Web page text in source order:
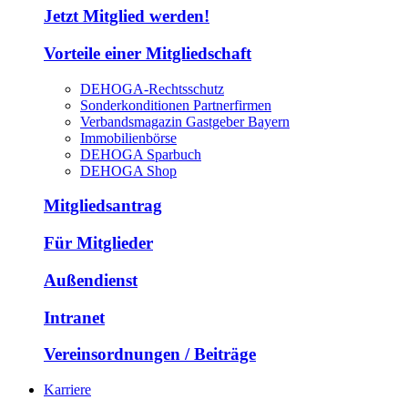
Jetzt Mitglied werden!
Vorteile einer Mitgliedschaft
DEHOGA-Rechtsschutz
Sonderkonditionen Partnerfirmen
Verbandsmagazin Gastgeber Bayern
Immobilienbörse
DEHOGA Sparbuch
DEHOGA Shop
Mitgliedsantrag
Für Mitglieder
Außendienst
Intranet
Vereinsordnungen / Beiträge
Karriere